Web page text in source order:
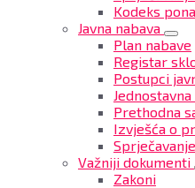
Kodeks
Javna nabava
Plan nabave
Registar
Postupci
Prethodna
Izvješća o
Važniji dokumenti
Zakoni